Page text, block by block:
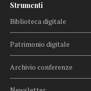
Strumenti
Biblioteca digitale
Patrimonio digitale
Archivio conferenze